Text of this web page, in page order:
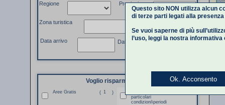
Regione Provincia
Zona turistica
Data partenza
Data arrivo
Voglio risparmiare
( 1 )
Aree Gratis
particolari
condizioni\periodi
Questo sito NON utilizza alcun
di terze parti legati alla
Se vuoi saperne di più
l’uso, leggi la nostra informativa
Ok. Acconsento